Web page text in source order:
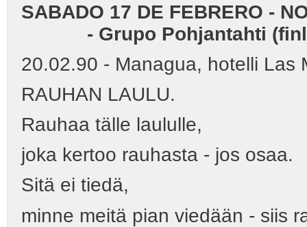
SABADO 17 DE FEBRERO -
- Grupo Pohjantahti
20.02.90 - Managua, hotelli Las
RAUHAN LAULU.
Rauhaa tälle laululle,
joka kertoo rauhasta - jos osaa.
Sitä ei tiedä,
minne meitä pian viedään - siis